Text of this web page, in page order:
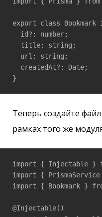
export class Bookmark
  id?: number;
  title: string;
  url: string;
  createdAt?: Date;
}
Теперь создайте файл
рамках того же
import { Injectable }
import {
import { Bookmark }
@Injectable()